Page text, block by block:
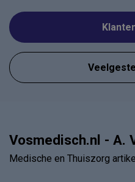
Vosmedisch.nl - A.
Medische en Thuiszorg